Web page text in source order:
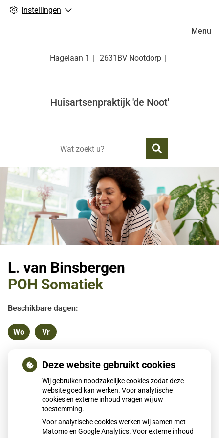
Instellingen
Hagelaan 1 2631BV Nootdorp
Huisartsenpraktijk 'de Noot'
Zoeken
Menu
L. van Binsbergen
POH Somatiek
Beschikbare dagen:
Woensdag
Wo Vrijdag
Vr
Terug naar overzicht
Deze website gebruikt cookies
Wij gebruiken noodzakelijke cookies zodat deze
website goed kan werken. Voor analytische
cookies en externe inhoud vragen wij uw
toestemming.
Voor analytische cookies werken wij samen met
Matomo en Google Analytics. Voor externe inhoud